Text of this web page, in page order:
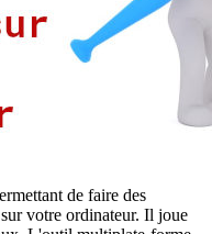
de faire des
votre ordinateur. Il joue